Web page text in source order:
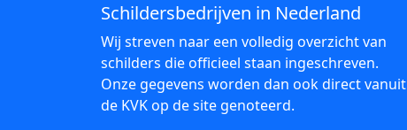
Schildersbedrijven in Nederland
Wij streven naar een volledig overzicht van
schilders die officieel staan ingeschreven.
Onze gegevens worden dan ook direct vanuit
de KVK op de site genoteerd.